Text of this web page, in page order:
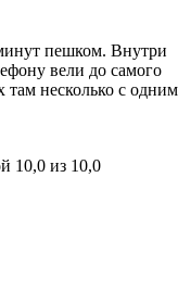
пешком. Внутри
вели до самого
несколько с одним
10,0 из 10,0